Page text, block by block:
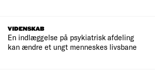
VIDENSKAB
En indlæggelse på psykiatrisk afdeling
kan ændre et ungt menneskes livsbane